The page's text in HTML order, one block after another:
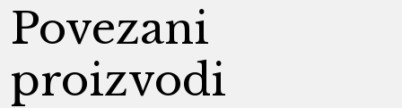
Povezani
proizvodi